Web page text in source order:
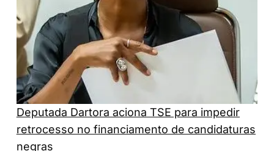
Deputada Dartora aciona TSE para impedir
retrocesso no financiamento de candidaturas
negras